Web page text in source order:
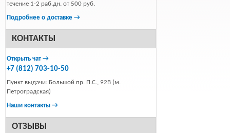
течение 1-2 раб.дн. от 500 руб.
Подробнее о доставке →
КОНТАКТЫ
Открыть чат →
+7 (812) 703-10-50
Пункт выдачи: Большой пр. П.С., 92В (м.
Петроградская)
Наши контакты →
ОТЗЫВЫ